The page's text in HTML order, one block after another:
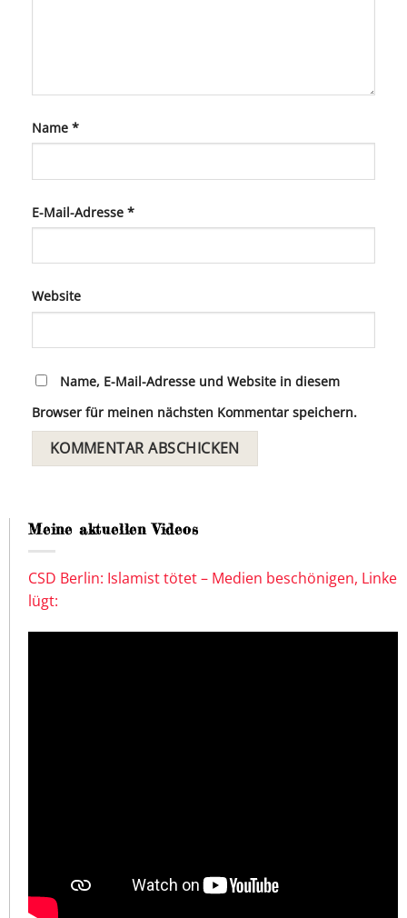
Name *
E-Mail-Adresse *
Website
Name, E-Mail-Adresse und Website in diesem
Browser für meinen nächsten Kommentar speichern.
Meine aktuellen Videos
CSD Berlin: Islamist tötet – Medien beschönigen, Linke
lügt: